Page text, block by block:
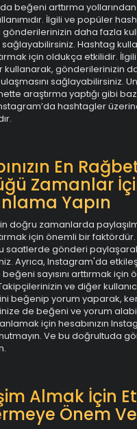
beğeni arttırma
İlgili ve popüler
daha fazla
sağlayabilirsiniz. Hashtag
için oldukça etkilidir.
kullanarak, gönderilerinizin
ulaşmasını sağlayabilirsiniz.
araştırma yaptığı gibi
hashtagler
En
Zamanlar
Yapın
doğru zamanlarda
için önemli bir
saatlerde gönderi
Ayrıca, Instagram'da
sayısını arttırmak için
ve diğer
beğenip yorum yaparak,
de beğeni ve yorum
için hesabınızın
Ve bu doğrultuda
Almak İçin
Önem